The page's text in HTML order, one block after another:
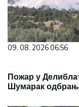
09. 08. 2026 06:56
Пожар у
Шумарак